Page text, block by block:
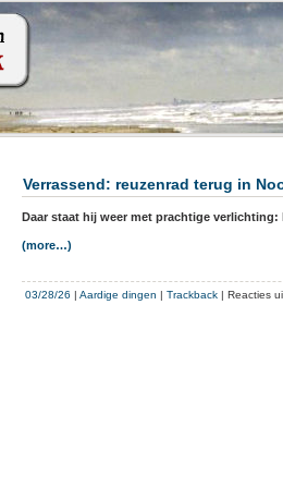
Verrassend: reuzenrad terug in
Daar staat hij weer met prachtige
(more…)
03/28/26 | Aardige dingen | Trackback | Reacties